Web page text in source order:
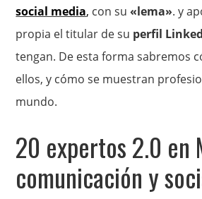
social media, con su«lema». y
propia el titular de su perfil
tengan. De esta forma sabremos
ellos, y cómo se muestran
mundo.
20 expertos 2.0 en
comunicación y